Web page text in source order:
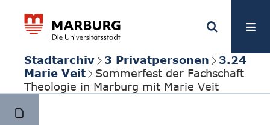
Stadtarchiv 3 Privatpersonen
3.24
Marie Veit
Sommerfest der Fachschaft
Theologie in Marburg mit Marie Veit